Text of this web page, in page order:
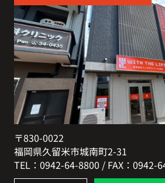
〒830-0022
福岡県久留米市城南町2-31
TEL：0942-64-8800 / FAX：0942-